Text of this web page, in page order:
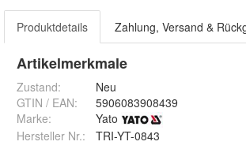
Produktdetails Zahlung, Versand &
Artikelmerkmale
Zustand:
Neu
GTIN / EAN:
5906083908439
Marke:
Yato
Hersteller Nr.:
TRI-YT-0843